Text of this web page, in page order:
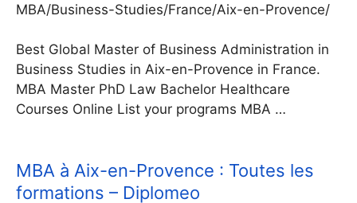
MBA/Business-Studies/France/Aix-en-Provence/
Best Global Master of Business Administration in
Business Studies in Aix-en-Provence in France.
MBA Master PhD Law Bachelor Healthcare
Courses Online List your programs MBA …
MBA à Aix-en-Provence : Toutes les
formations – Diplomeo